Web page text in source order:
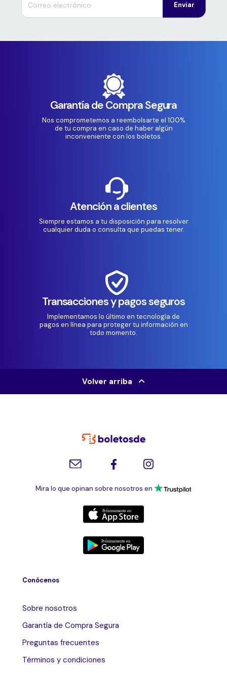
Enviar
Garantía de Compra Segura
Nos comprometemos a reembolsarte el 100%
de tu compra en caso de haber algún
inconveniente con los boletos.
Atención a clientes
Siempre estamos a tu disposición para resolver
cualquier duda o consulta que puedas tener.
Transacciones y pagos seguros
Implementamos lo último en tecnología de
pagos en línea para proteger tu información en
todo momento.
Volver arriba
Mira lo que opinan sobre nosotros en
Conócenos
Sobre nosotros
Garantía de Compra Segura
Preguntas frecuentes
Términos y condiciones